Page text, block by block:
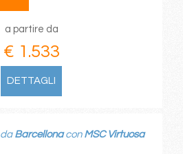
a partire da
€ 1.533
DETTAGLI
da Barcellonacon MSC Virtuosa